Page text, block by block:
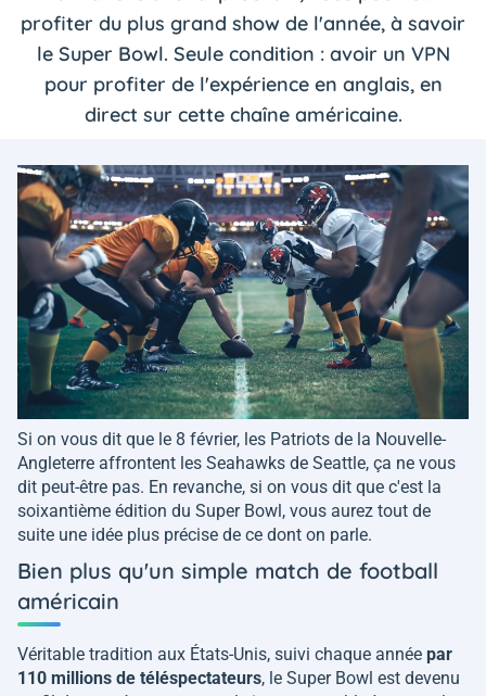
profiter du plus grand show de l'année, à savoir
le Super Bowl. Seule condition : avoir un VPN
pour profiter de l'expérience en anglais, en
direct sur cette chaîne américaine.
Si on vous dit que le 8 février, les Patriots de la Nouvelle-
Angleterre affrontent les Seahawks de Seattle, ça ne vous
dit peut-être pas. En revanche, si on vous dit que c'est la
soixantième édition du Super Bowl, vous aurez tout de
suite une idée plus précise de ce dont on parle.
Bien plus qu'un simple match de football
américain
Véritable tradition aux États-Unis, suivi chaque année par
110 millions de téléspectateurs, le Super Bowl est devenu